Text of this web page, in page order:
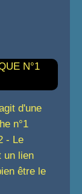
d'une
n°1
- Le
un lien
être le